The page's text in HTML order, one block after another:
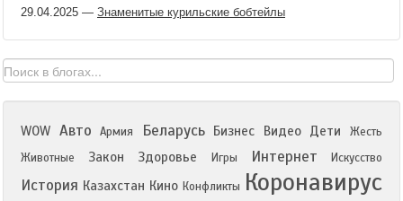
29.04.2025 — Знаменитые курильские бобтейлы
WOW Авто Армия Беларусь Бизнес Видео Дети
Жесть
Животные
Закон Здоровье Игры Интернет Искусство
История Казахстан Кино Конфликты Коронавирус